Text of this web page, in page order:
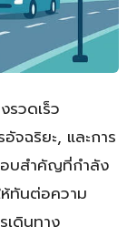
รวดเร็ว
จฉริยะ, และการ
อบสำคัญที่กำลัง
ห้ทันต่อความ
เดินทาง